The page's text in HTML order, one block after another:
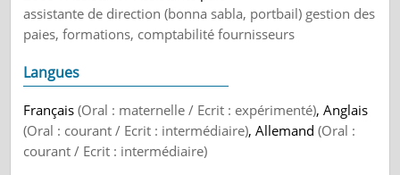
assistante de direction (bonna sabla, portbail) gestion des
paies, formations, comptabilité fournisseurs
Langues
Français(Oral : maternelle / Ecrit : expérimenté), Anglais
(Oral : courant / Ecrit : intermédiaire), Allemand(Oral :
courant / Ecrit : intermédiaire)